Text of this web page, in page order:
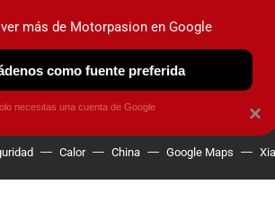
ELÉCTRICOS OBSERVATORIO
Calor China Google Maps
×
más de Motorpasion en Google
como fuente preferida
necesitas una cuenta de Google